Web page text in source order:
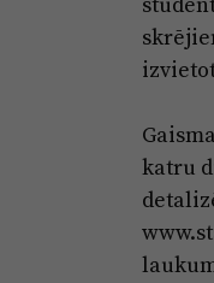
katru